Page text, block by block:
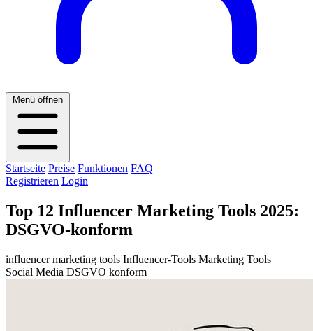
Menü öffnen
Startseite Preise Funktionen FAQ
Registrieren Login
Top 12 Influencer Marketing Tools 2025:
DSGVO-konform
influencer marketing tools Influencer-Tools Marketing Tools
Social Media DSGVO konform